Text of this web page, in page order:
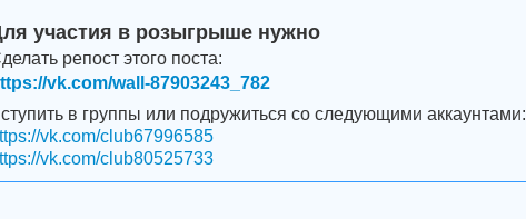
участия в розыгрыше нужно
репост этого поста:
vk.com/wall-87903243_782
в группы или подружиться со следующими аккаунтами:
vk.com/club67996585
vk.com/club80525733